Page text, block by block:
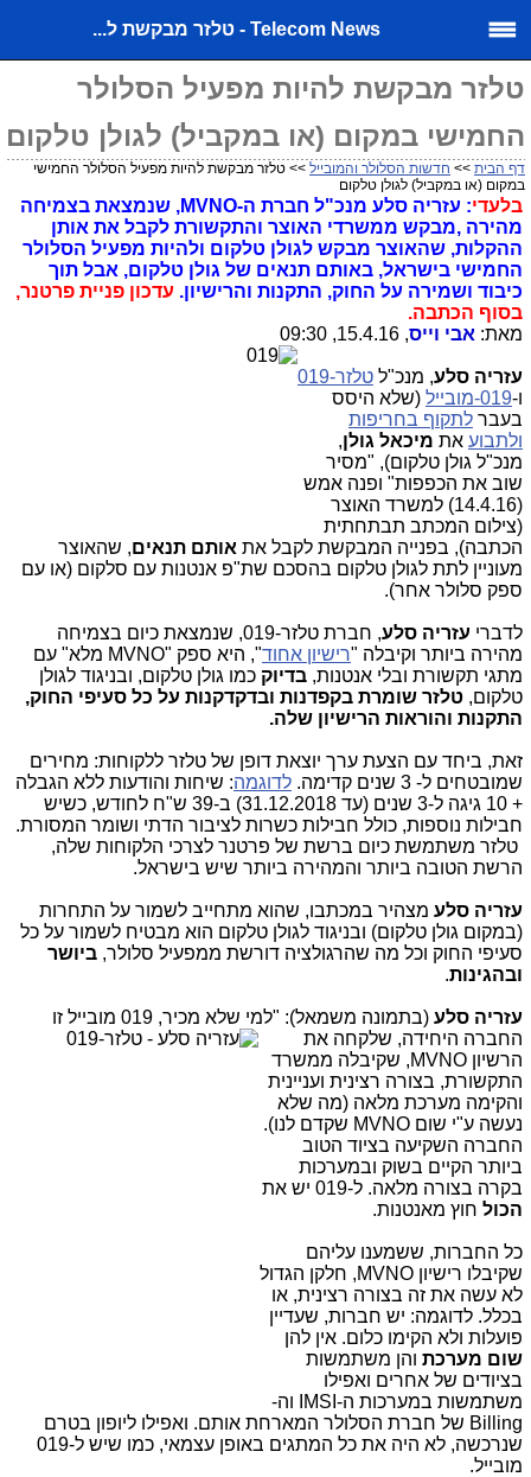
Telecom News - טלזר מבקשת ל...
טלזר מבקשת להיות מפעיל הסלולר
החמישי במקום (או במקביל) לגולן טלקום
דף הבית >> חדשות הסלולר והמובייל >> טלזר מבקשת להיות מפעיל הסלולר החמישי
במקום (או במקביל) לגולן טלקום
בלעדי
: עזריה סלע מנכ"ל חברת ה-MVNO, שנמצאת בצמיחה
מהירה ,מבקש ממשרדי האוצר והתקשורת לקבל את אותן
ההקלות, שהאוצר מבקש לגולן טלקום ולהיות מפעיל הסלולר
החמישי בישראל, באותם תנאים של גולן טלקום, אבל תוך
כיבוד ושמירה על החוק, התקנות והרישיון. עדכון פניית פרטנר,
בסוף הכתבה.
מאת: אבי וייס, 15.4.16, 09:30
עזריה סלע, מנכ"ל טלזר-019
ו-019-מובייל
(שלא היסס
בעבר לתקוף בחריפות
ולתבוע את מיכאל גולן,
מנכ"ל גולן טלקום), "מסיר
שוב את הכפפות" ופנה אמש
(14.4.16) למשרד האוצר
(צילום המכתב תבתחתית
הכתבה), בפנייה המבקשת לקבל את אותם תנאים, שהאוצר
מעוניין לתת לגולן טלקום בהסכם שת"פ אנטנות עם סלקום (או עם
ספק סלולר אחר).
לדברי עזריה סלע
, חברת טלזר-019, שנמצאת כיום בצמיחה
מהירה ביותר וקיבלה "רישיון אחוד
", היא ספק "MVNO מלא" עם
מתגי תקשורת ובלי אנטנות, בדיוק כמו גולן טלקום, ובניגוד לגולן
טלקום, טלזר שומרת בקפדנות ובדקדקנות על כל סעיפי החוק,
התקנות והוראות הרישיון שלה.
זאת, ביחד עם הצעת ערך יוצאת דופן של טלזר ללקוחות: מחירים
שמובטחים ל- 3 שנים קדימה.
לדוגמה: שיחות והודעות ללא הגבלה
+ 10 גיגה ל-3 שנים (עד 31.12.2018) ב-39 ש"ח לחודש, כשיש
חבילות נוספות, כולל חבילות כשרות לציבור הדתי ושומר המסורת.
טלזר משתמשת כיום ברשת של פרטנר לצרכי הלקוחות שלה,
הרשת הטובה ביותר והמהירה ביותר שיש בישראל.
עזריה סלע מצהיר במכתבו, שהוא מתחייב לשמור על התחרות
(במקום גולן טלקום) ובניגוד לגולן טלקום הוא מבטיח לשמור על כל
סעיפי החוק וכל מה שהרגולציה דורשת ממפעיל סלולר, ביושר
ובהגינות.
עזריה סלע (בתמונה משמאל): "למי
שלא מכיר, 019 מובייל זו
החברה היחידה, שלקחה את
הרשיון MVNO, שקיבלה ממשרד
התקשורת, בצורה רצינית ועניינית
והקימה מערכת מלאה (מה שלא
נעשה ע"י שום MVNO שקדם לנו).
החברה השקיעה בציוד הטוב
ביותר הקיים בשוק ובמערכות
בקרה בצורה מלאה. ל-019 יש את
הכול חוץ מאנטנות.
כל החברות, ששמענו עליהם
שקיבלו רישיון MVNO, חלקן הגדול
לא עשה את זה בצורה רצינית, או
בכלל. לדוגמה: יש חברות, שעדיין
פועלות ולא הקימו כלום. אין להן
שום מערכת והן משתמשות
בציודים של אחרים ואפילו
משתמשות במערכות ה-IMSI וה-
Billing של חברת הסלולר המארחת אותם. ואפילו ליופון בטרם
שנרכשה, לא היה את כל המתגים באופן עצמאי, כמו שיש ל-019
מובייל.